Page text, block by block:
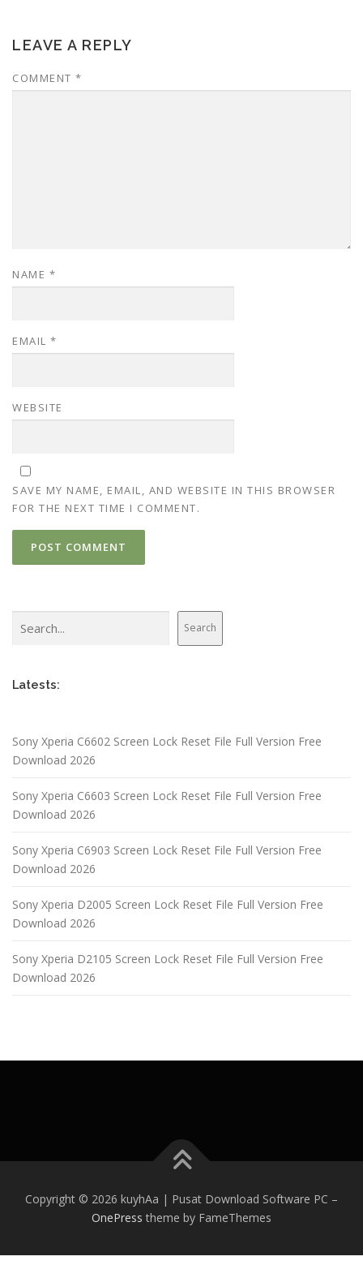
LEAVE A REPLY
COMMENT *
NAME *
EMAIL *
WEBSITE
SAVE MY NAME, EMAIL, AND WEBSITE IN THIS BROWSER
FOR THE NEXT TIME I COMMENT.
Search
Latests:
Sony Xperia C6602 Screen Lock Reset File Full Version Free
Download 2026
Sony Xperia C6603 Screen Lock Reset File Full Version Free
Download 2026
Sony Xperia C6903 Screen Lock Reset File Full Version Free
Download 2026
Sony Xperia D2005 Screen Lock Reset File Full Version Free
Download 2026
Sony Xperia D2105 Screen Lock Reset File Full Version Free
Download 2026
Copyright © 2026 kuyhAa | Pusat Download Software PC –
OnePress theme by FameThemes